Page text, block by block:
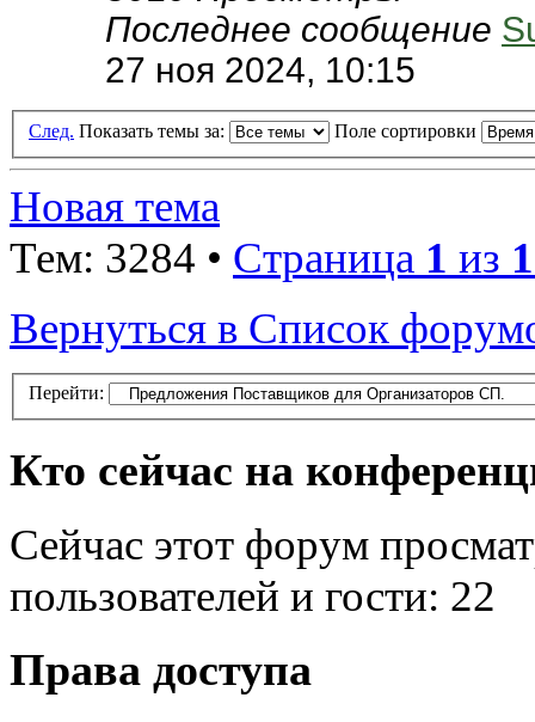
Последнее сообщение
27 ноя 2024, 10:15
След. Показать темы за: Поле сортировки
Новая тема
Тем: 3284 • Страница 1 из
Вернуться в Список
Перейти:
Кто сейчас на
Сейчас этот форум
пользователей и гости: 22
Права доступа